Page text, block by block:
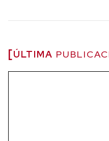
ÚLTIMA